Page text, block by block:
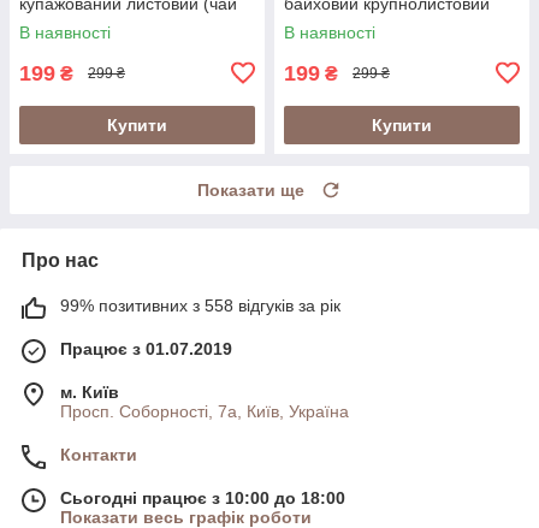
Rioba англійський сніданок
250г)
В наявності
199 ₴ 299 ₴
Купити
В наявності
199 ₴ 299 ₴
Купити
Показати ще
Про нас
99% позитивних з 558 відгуків за рік
Працює з 01.07.2019
м. Київ
Просп. Соборності, 7а, Київ, Україна
Контакти
Сьогодні працює з 10:00 до 18:00
Показати весь графік роботи